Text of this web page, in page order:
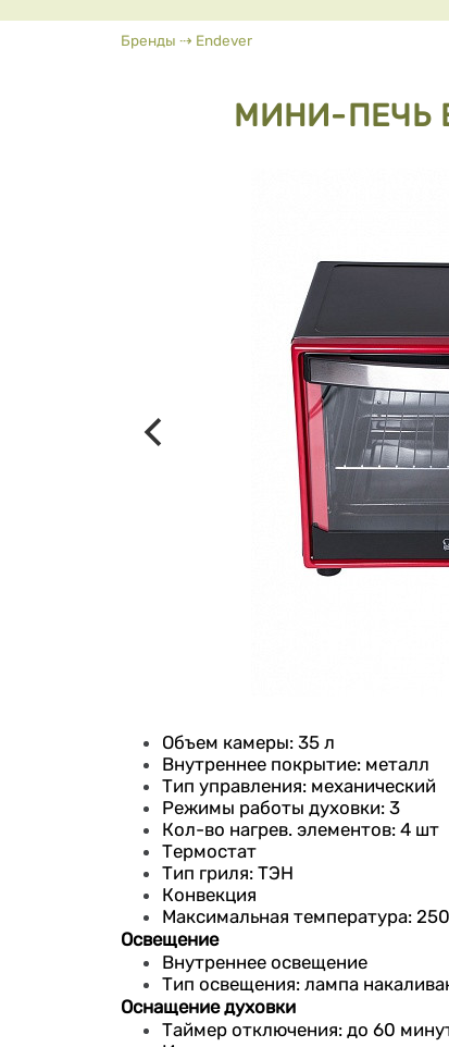
Вы здесь
Бренды ⇢ Endever
МИНИ-ПЕЧЬ
Объем камеры: 35 л
Внутреннее покрытие: металл
Тип управления: механический
Режимы работы духовки: 3
Кол-во нагрев. элементов: 4 шт
Термостат
Тип гриля: ТЭН
Конвекция
Максимальная температура:
Освещение
Внутреннее освещение
Тип освещения: лампа
Оснащение духовки
Таймер отключения: до 60